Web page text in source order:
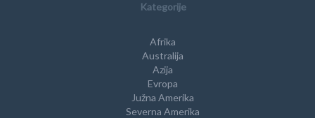
Kategorije
Afrika
Australija
Azija
Evropa
Južna Amerika
Severna Amerika